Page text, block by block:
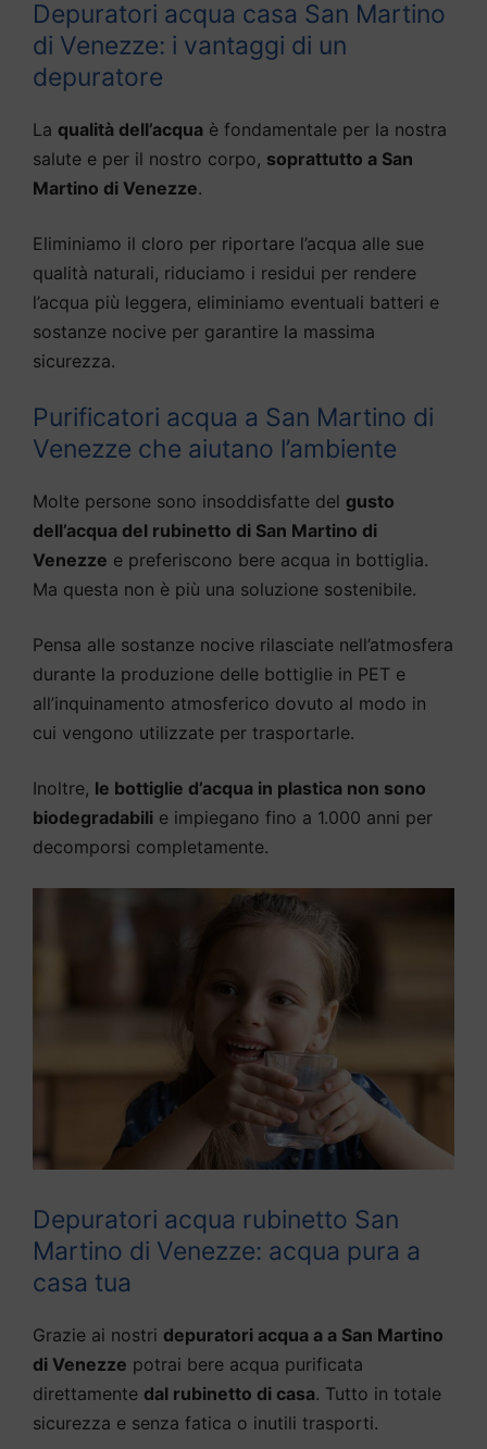
Depuratori acqua casa San Martino
di Venezze: i vantaggi di un
depuratore
La qualità dell’acqua è fondamentale per la nostra
salute e per il nostro corpo, soprattutto a San
Martino di Venezze.
Eliminiamo il cloro per riportare l’acqua alle sue
qualità naturali, riduciamo i residui per rendere
l’acqua più leggera, eliminiamo eventuali batteri e
sostanze nocive per garantire la massima
sicurezza.
Purificatori acqua a San Martino di
Venezze che aiutano l’ambiente
Molte persone sono insoddisfatte del gusto
dell’acqua del rubinetto di San Martino di
Venezze e preferiscono bere acqua in bottiglia.
Ma questa non è più una soluzione sostenibile.
Pensa alle sostanze nocive rilasciate nell’atmosfera
durante la produzione delle bottiglie in PET e
all’inquinamento atmosferico dovuto al modo in
cui vengono utilizzate per trasportarle.
Inoltre, le bottiglie d’acqua in plastica non sono
biodegradabili e impiegano fino a 1.000 anni per
decomporsi completamente.
Depuratori acqua rubinetto San
Martino di Venezze: acqua pura a
casa tua
Grazie ai nostri depuratori acqua a a San Martino
di Venezze potrai bere acqua purificata
direttamente dal rubinetto di casa. Tutto in totale
sicurezza e senza fatica o inutili trasporti.